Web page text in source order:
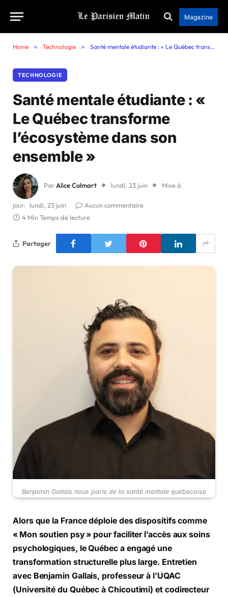
Magazine
Home » Technologie » Santé mentale étudiante : « Le Québec transforme l’écosystème dans son ensemble »
TECHNOLOGIE
Santé mentale étudiante : «
Le Québec transforme
l’écosystème dans son
ensemble »
Par Alice Colmart lundi, 23 juin Mise à
jour: lundi, 23 juin
Aucun commentaire
4 Min Temps de lecture
Partager
Benjamin Gallais nous parle de la santé mentale québecoise
Alors que la France déploie des dispositifs comme
« Mon soutien psy » pour faciliter l’accès aux soins
psychologiques, le Québec a engagé une
transformation structurelle plus large. Entretien
avec Benjamin Gallais, professeur à l’UQAC
(Université du Québec à Chicoutimi) et codirecteur